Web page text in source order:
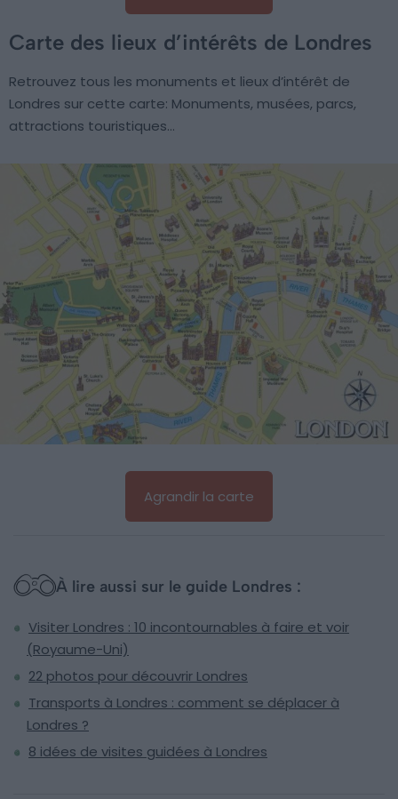
Carte des lieux d’intérêts de Londres
Retrouvez tous les monuments et lieux d’intérêt de
Londres sur cette carte: Monuments, musées, parcs,
attractions touristiques…
Agrandir la carte
À lire aussi sur le guide Londres :
Visiter Londres : 10 incontournables à faire et voir
(Royaume-Uni)
22 photos pour découvrir Londres
Transports à Londres : comment se déplacer à
Londres ?
8 idées de visites guidées à Londres